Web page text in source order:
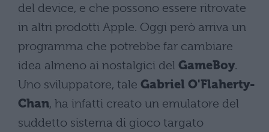
del device, e che possono essere ritrovate
in altri prodotti Apple. Oggi però arriva un
programma che potrebbe far cambiare
idea almeno ai nostalgici del GameBoy.
Uno sviluppatore, tale Gabriel O'Flaherty-
Chan, ha infatti creato un emulatore del
suddetto sistema di gioco targato